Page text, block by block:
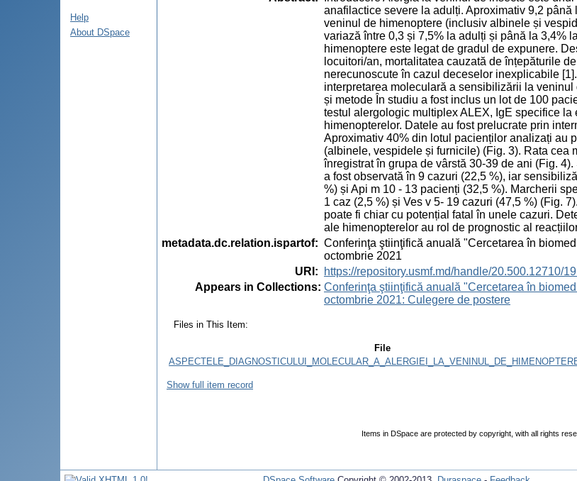
Help
About DSpace
anafilactice severe la adulți. Aproximativ 9,2
veninul de himenoptere (inclusiv albinele și
variază între 0,3 și 7,5% la adulți și până la 3,4%
himenoptere este legat de gradul de expunere.
locuitori/an, mortalitatea cauzată de înțepăturile
nerecunoscute în cazul deceselor inexplicabile
interpretarea moleculară a sensibilizării la
și metode În studiu a fost inclus un lot de 100
testul alergologic multiplex ALEX, IgE specifice
himenopterelor. Datele au fost prelucrate prin
Aproximativ 40% din lotul pacienților analizați au
(albinele, vespidele și furnicile) (Fig. 3). Rata cea
înregistrat în grupa de vârstă 30-39 de ani (Fig.
a fost observată în 9 cazuri (22,5 %), iar
%) și Api m 10 - 13 pacienți (32,5 %). Marcherii
1 caz (2,5 %) și Ves v 5- 19 cazuri (47,5 %) (Fig.
poate fi chiar cu potențial fatal în unele cazuri.
ale himenopterelor au rol de prognostic al
metadata.dc.relation.ispartof: Conferinţa ştiinţifică anuală "Cercetarea în
octombrie 2021
URI :
https://repository.usmf.md/handle/20.500.12710/
Appears in Collections: Conferinţa ştiinţifică anuală "Cercetarea în
octombrie 2021: Culegere de postere
Files in This Item:
File
Show full item record
Items in DSpace are protected by copyright, with all rights